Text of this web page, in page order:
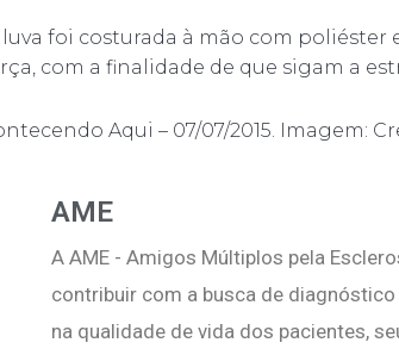
luva foi costurada à mão com poliéster
com a finalidade de que sigam a
Aqui – 07/07/2015. Imagem:
AME
A AME - Amigos Múltiplos pela
contribuir com a busca de
na qualidade de vida dos pacientes,